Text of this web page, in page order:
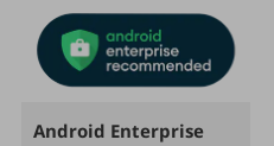
Android Enterprise